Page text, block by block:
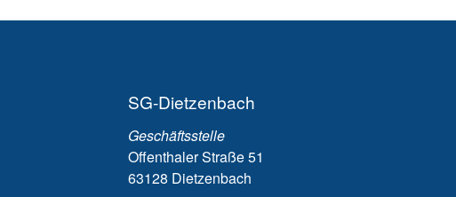
SG-Dietzenbach
Geschäftsstelle
Offenthaler Straße 51
63128 Dietzenbach
Gehört zu Dietzenbach
Die SG ist mein Verein,
weil er seit ich Denken kann